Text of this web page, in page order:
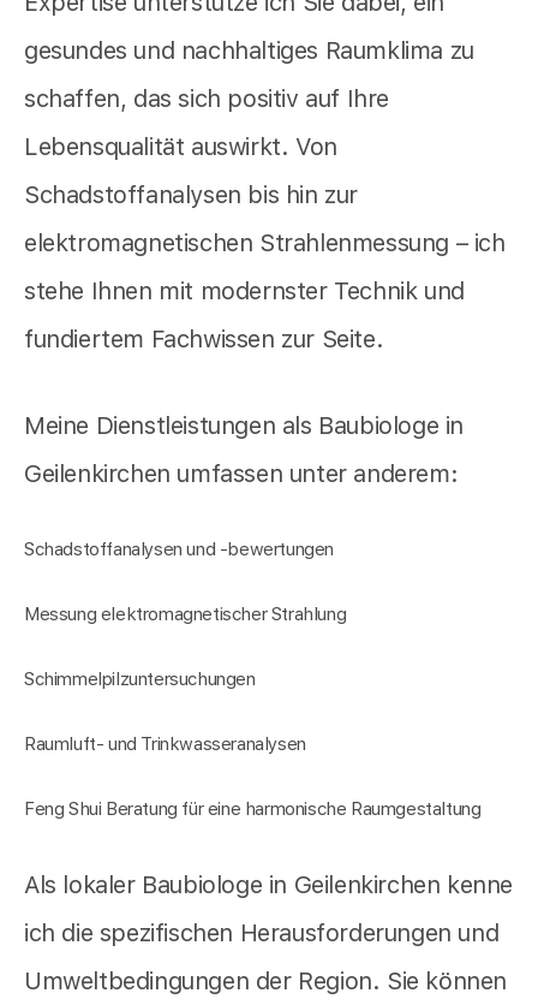
gesundes und nachhaltiges Raumklima zu
schaffen, das sich positiv auf Ihre
Lebensqualität auswirkt. Von
Schadstoffanalysen bis hin zur
elektromagnetischen Strahlenmessung – ich
stehe Ihnen mit modernster Technik und
fundiertem Fachwissen zur Seite.
Meine Dienstleistungen als Baubiologe in
Geilenkirchen umfassen unter anderem:
Schadstoffanalysen und -bewertungen
Messung elektromagnetischer Strahlung
Schimmelpilzuntersuchungen
Raumluft- und Trinkwasseranalysen
Feng Shui Beratung für eine harmonische Raumgestaltung
Als lokaler Baubiologe in Geilenkirchen kenne
ich die spezifischen Herausforderungen und
Umweltbedingungen der Region. Sie können